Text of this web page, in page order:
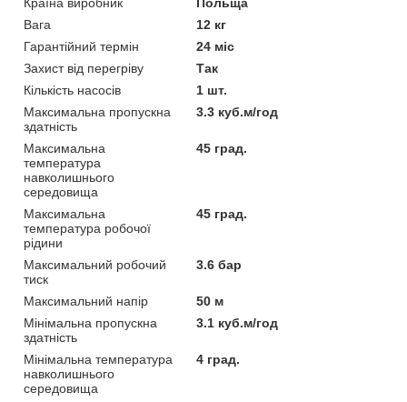
Вага
12 кг
Гарантійний термін
24 міс
Захист від перегріву
Так
Кількість насосів
1 шт.
Максимальна пропускна
здатність
3.3 куб.м/год
Максимальна
температура
навколишнього
середовища
45 град.
Максимальна
температура робочої
рідини
45 град.
Максимальний робочий
тиск
3.6 бар
Максимальний напір
50 м
Мінімальна пропускна
здатність
3.1 куб.м/год
Мінімальна температура
навколишнього
середовища
4 град.